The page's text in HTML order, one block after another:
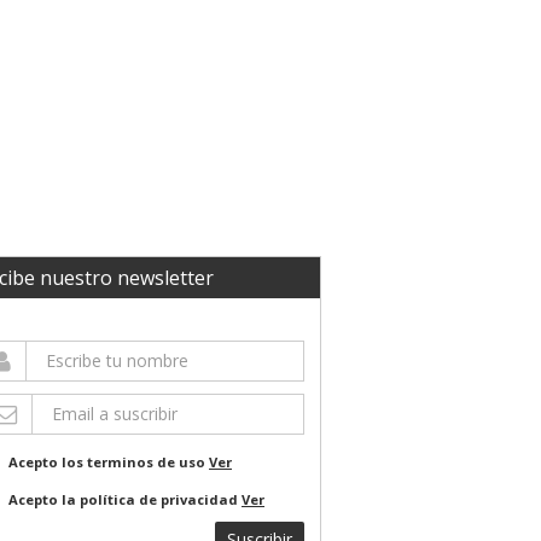
nuestro newsletter
Acepto los terminos de uso Ver
Acepto la política de privacidad Ver